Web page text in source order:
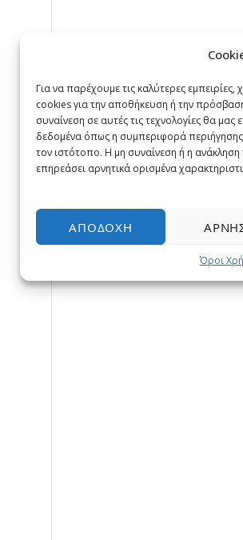
Για να παρέχουμε τις καλύτερες
cookies για την αποθήκευση ή την
συναίνεση σε αυτές τις τεχνολογίες θα
δεδομένα όπως η συμπεριφορά
τον ιστότοπο. Η μη συναίνεση ή η
επηρεάσει αρνητικά ορισμένα
ΑΠΟΔΟΧΉ
Όροι